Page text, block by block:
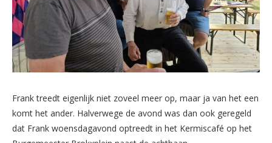
Frank treedt eigenlijk niet zoveel meer op, maar ja van het een
komt het ander. Halverwege de avond was dan ook geregeld
dat Frank woensdagavond optreedt in het Kermiscafé op het